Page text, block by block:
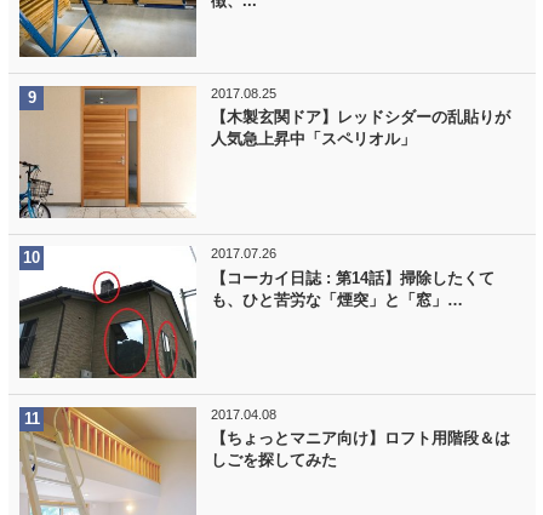
2017.08.25
【木製玄関ドア】レッドシダーの乱貼りが
人気急上昇中「スペリオル」
2017.07.26
【コーカイ日誌 : 第14話】掃除したくて
も、ひと苦労な「煙突」と「窓」…
2017.04.08
【ちょっとマニア向け】ロフト用階段＆は
しごを探してみた